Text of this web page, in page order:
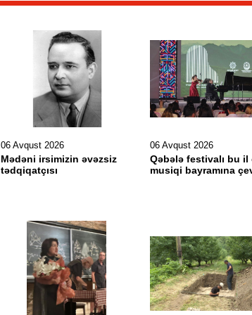
06 Avqust 2026
Mədəni irsimizin əvəzsiz
tədqiqatçısı
06 Avqust 2026
Qəbələ festivalı bu il
musiqi bayramına